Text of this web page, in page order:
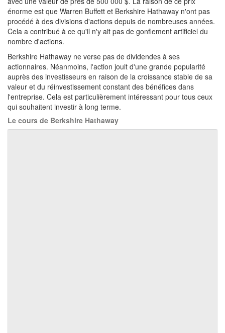
énorme est que Warren Buffett et Berkshire Hathaway n'ont pas
procédé à des divisions d'actions depuis de nombreuses années.
Cela a contribué à ce qu'il n'y ait pas de gonflement artificiel du
nombre d'actions.
Berkshire Hathaway ne verse pas de dividendes à ses
actionnaires. Néanmoins, l'action jouit d'une grande popularité
auprès des investisseurs en raison de la croissance stable de sa
valeur et du réinvestissement constant des bénéfices dans
l'entreprise. Cela est particulièrement intéressant pour tous ceux
qui souhaitent investir à long terme.
Le cours de Berkshire Hathaway